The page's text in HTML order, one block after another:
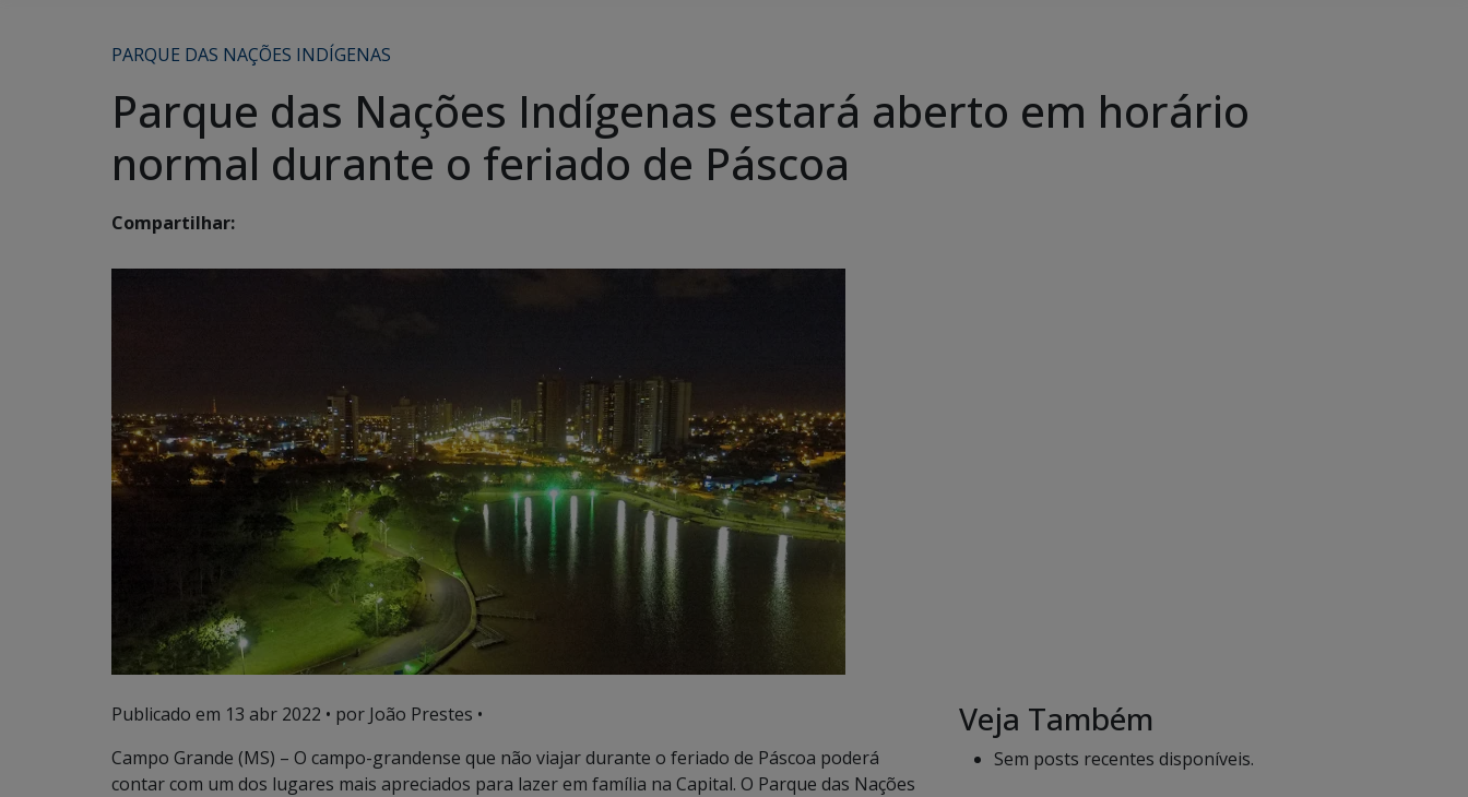
PARQUE DAS NAÇÕES INDÍGENAS
Parque das Nações Indígenas estará aberto em horário
normal durante o feriado de Páscoa
Compartilhar:
Publicado em 13 abr 2022 • por João Prestes •
Campo Grande (MS) – O campo-grandense que não viajar durante o feriado de Páscoa poderá
contar com um dos lugares mais apreciados para lazer em família na Capital. O Parque das Nações
Veja Também
Sem posts recentes disponíveis.